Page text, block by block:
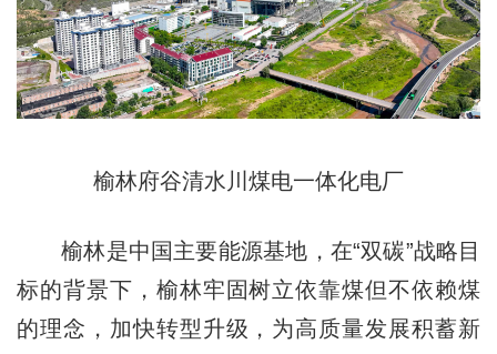
榆林府谷清水川煤电一体化电厂
榆林是中国主要能源基地，在“双碳”战略目
标的背景下，榆林牢固树立依靠煤但不依赖煤
的理念，加快转型升级，为高质量发展积蓄新